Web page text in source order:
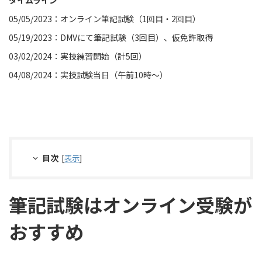
05/05/2023：オンライン筆記試験（1回目・2回目）
05/19/2023：DMVにて筆記試験（3回目）、仮免許取得
03/02/2024：実技練習開始（計5回）
04/08/2024：実技試験当日（午前10時〜）
目次 [表示]
筆記試験はオンライン受験が
おすすめ